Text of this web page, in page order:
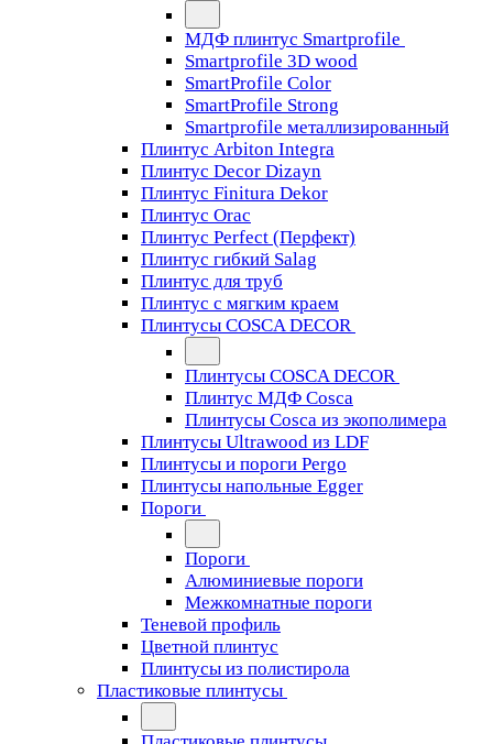
МДФ плинтус Smartprofile
Smartprofile 3D wood
SmartProfile Color
SmartProfile Strong
Smartprofile металлизированный
Плинтус Arbiton Integra
Плинтус Decor Dizayn
Плинтус Finitura Dekor
Плинтус Orac
Плинтус Perfect (Перфект)
Плинтус гибкий Salag
Плинтус для труб
Плинтус с мягким краем
Плинтусы COSCA DECOR
Плинтусы COSCA DECOR
Плинтус МДФ Cosca
Плинтусы Cosca из экополимера
Плинтусы Ultrawood из LDF
Плинтусы и пороги Pergo
Плинтусы напольные Egger
Пороги
Пороги
Алюминиевые пороги
Межкомнатные пороги
Теневой профиль
Цветной плинтус
Плинтусы из полистирола
Пластиковые плинтусы